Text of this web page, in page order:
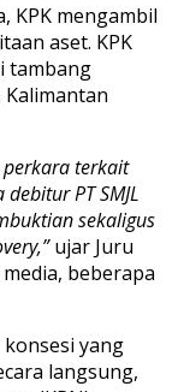
KPK mengambil
aset. KPK
tambang
perkara terkait
PT SMJL
sekaligus
ujar Juru
beberapa
yang
langsung,